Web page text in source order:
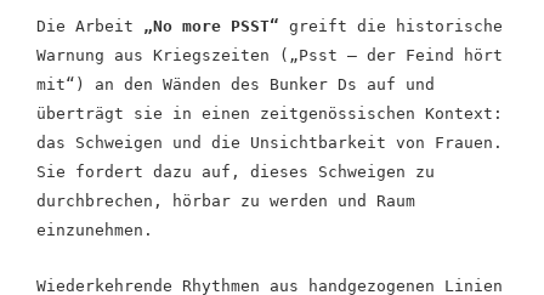
Die Arbeit „No more PSST“ greift die historische
Warnung aus Kriegszeiten („Psst – der Feind hört
mit“) an den Wänden des Bunker Ds auf und
überträgt sie in einen zeitgenössischen Kontext:
das Schweigen und die Unsichtbarkeit von Frauen.
Sie fordert dazu auf, dieses Schweigen zu
durchbrechen, hörbar zu werden und Raum
einzunehmen.
Wiederkehrende Rhythmen aus handgezogenen Linien